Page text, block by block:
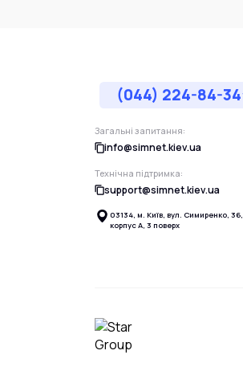
(044) 224-84-34
Загальні запитання:
info@simnet.kiev.ua
Технічна підтримка:
support@simnet.kiev.ua
03134, м. Київ, вул. Симиренко, 36,
корпус А, 3 поверх